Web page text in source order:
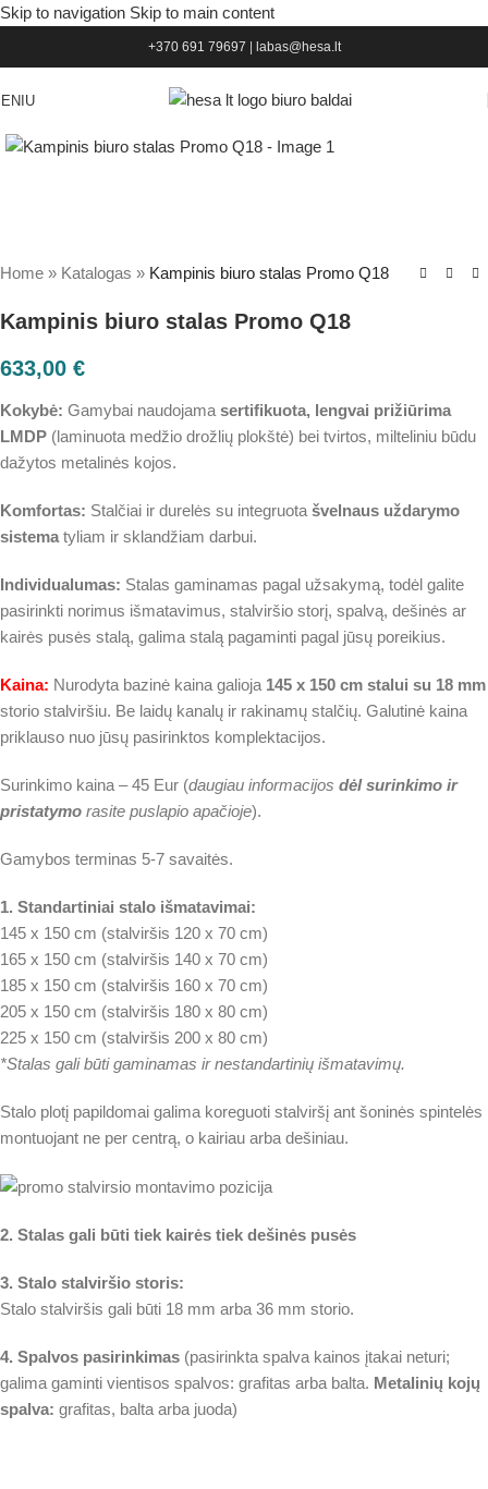
Skip to navigation Skip to main content
+370 691 79697 labas@hesa.lt
Home » Katalogas » Kampinis biuro stalas Promo Q18
Kampinis biuro stalas Promo Q18
633,00 €
Kokybė: Gamybai naudojama sertifikuota, lengvai prižiūrima
LMDP (laminuota medžio drožlių plokštė) bei tvirtos, milteliniu būdu
dažytos metalinės kojos.
Komfortas: Stalčiai ir durelės su integruota švelnaus uždarymo
sistema tyliam ir sklandžiam darbui.
Individualumas: Stalas gaminamas pagal užsakymą, todėl galite
pasirinkti norimus išmatavimus, stalviršio storį, spalvą, dešinės ar
kairės pusės stalą, galima stalą pagaminti pagal jūsų poreikius.
Kaina: Nurodyta bazinė kaina galioja 145 x 150 cm stalui su 18 mm
storio stalviršiu. Be laidų kanalų ir rakinamų stalčių. Galutinė kaina
priklauso nuo jūsų pasirinktos komplektacijos.
Surinkimo kaina – 45 Eur (daugiau informacijos dėl surinkimo ir
pristatymo rasite puslapio apačioje).
Gamybos terminas 5-7 savaitės.
1. Standartiniai stalo išmatavimai:
145 x 150 cm (stalviršis 120 x 70 cm)
165 x 150 cm (stalviršis 140 x 70 cm)
185 x 150 cm (stalviršis 160 x 70 cm)
205 x 150 cm (stalviršis 180 x 80 cm)
225 x 150 cm (stalviršis 200 x 80 cm)
*Stalas gali būti gaminamas ir nestandartinių išmatavimų.
Stalo plotį papildomai galima koreguoti stalviršį ant šoninės spintelės
montuojant ne per centrą, o kairiau arba dešiniau.
2. Stalas gali būti tiek kairės tiek dešinės pusės
3. Stalo stalviršio storis:
Stalo stalviršis gali būti 18 mm arba 36 mm storio.
4. Spalvos pasirinkimas (pasirinkta spalva kainos įtakai neturi;
galima gaminti vientisos spalvos: grafitas arba balta. Metalinių kojų
spalva: grafitas, balta arba juoda)